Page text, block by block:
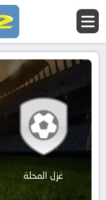
غزل المحلة